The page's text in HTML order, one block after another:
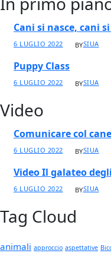
Cani si nasce, cani
6 LUGLIO 2022 BYSIUA
Puppy Class
6 LUGLIO 2022 BYSIUA
Video
Comunicare col cane
6 LUGLIO 2022 BYSIUA
Video Il galateo
6 LUGLIO 2022 BYSIUA
Tag Cloud
animali approccio aspettative